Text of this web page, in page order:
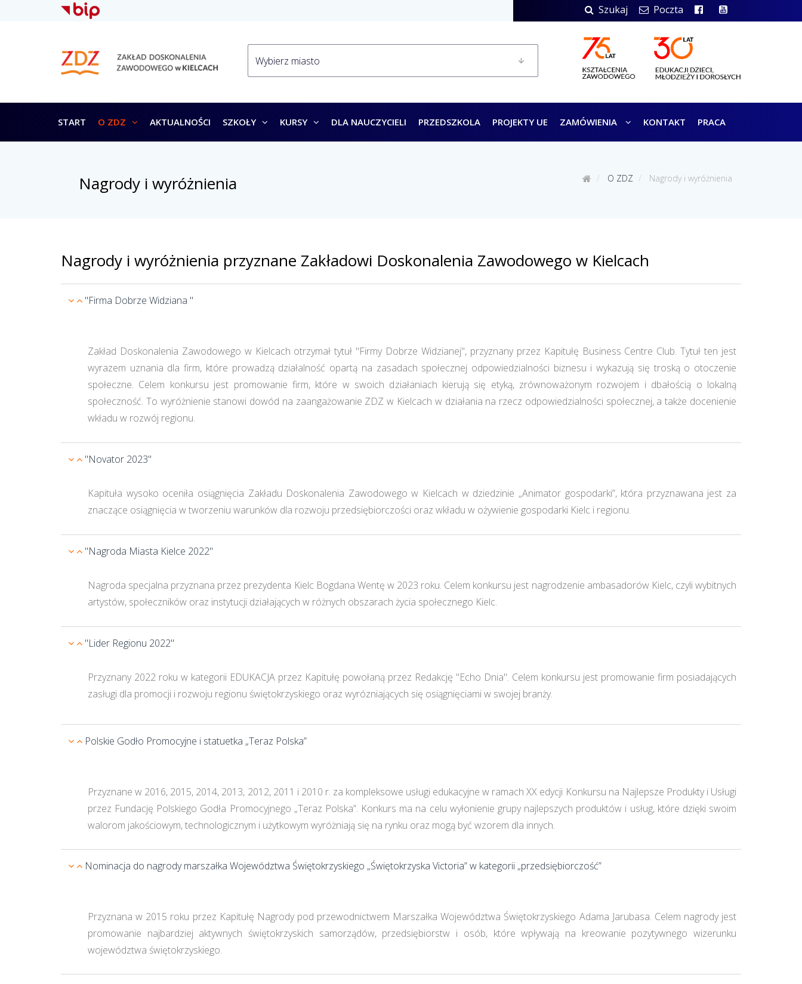
Szukaj Poczta
START O ZDZ AKTUALNOŚCI SZKOŁY KURSY DLA NAUCZYCIELI PRZEDSZKOLA PROJEKTY UE ZAMÓWIENIA KONTAKT PRACA
Nagrody i wyróżnienia O ZDZ Nagrody i wyróżnienia
Nagrody i wyróżnienia przyznane Zakładowi Doskonalenia Zawodowego w Kielcach
"Firma Dobrze Widziana "
Zakład Doskonalenia Zawodowego w Kielcach otrzymał tytuł "Firmy Dobrze Widzianej", przyznany przez Kapitułę Business Centre Club. Tytuł ten jest
wyrazem uznania dla firm, które prowadzą działalność opartą na zasadach społecznej odpowiedzialności biznesu i wykazują się troską o otoczenie
społeczne. Celem konkursu jest promowanie firm, które w swoich działaniach kierują się etyką, zrównoważonym rozwojem i dbałością o lokalną
społeczność. To wyróżnienie stanowi dowód na zaangażowanie ZDZ w Kielcach w działania na rzecz odpowiedzialności społecznej, a także docenienie
wkładu w rozwój regionu.
"Novator 2023"
Kapituła wysoko oceniła osiągnięcia Zakładu Doskonalenia Zawodowego w Kielcach w dziedzinie „Animator gospodarki”, która przyznawana jest za
znaczące osiągnięcia w tworzeniu warunków dla rozwoju przedsiębiorczości oraz wkładu w ożywienie gospodarki Kielc i regionu.
"Nagroda Miasta Kielce 2022"
Nagroda specjalna przyznana przez prezydenta Kielc Bogdana Wentę w 2023 roku. Celem konkursu jest nagrodzenie ambasadorów Kielc, czyli wybitnych
artystów, społeczników oraz instytucji działających w różnych obszarach życia społecznego Kielc.
"Lider Regionu 2022"
Przyznany 2022 roku w kategorii EDUKACJA przez Kapitułę powołaną przez Redakcję "Echo Dnia". Celem konkursu jest promowanie firm posiadających
zasługi dla promocji i rozwoju regionu świętokrzyskiego oraz wyrózniających się osiągnięciami w swojej branży.
Polskie Godło Promocyjne i statuetka „Teraz Polska”
Przyznane w 2016, 2015, 2014, 2013, 2012, 2011 i 2010 r. za kompleksowe usługi edukacyjne w ramach XX edycji Konkursu na Najlepsze Produkty i Usługi
przez Fundację Polskiego Godła Promocyjnego „Teraz Polska”. Konkurs ma na celu wyłonienie grupy najlepszych produktów i usług, które dzięki swoim
walorom jakościowym, technologicznym i użytkowym wyróżniają się na rynku oraz mogą być wzorem dla innych.
Nominacja do nagrody marszałka Województwa Świętokrzyskiego „Świętokrzyska Victoria” w kategorii „przedsiębiorczość”
Przyznana w 2015 roku przez Kapitułę Nagrody pod przewodnictwem Marszałka Województwa Świętokrzyskiego Adama Jarubasa. Celem nagrody jest
promowanie najbardziej aktywnych świętokrzyskich samorządów, przedsiębiorstw i osób, które wpływają na kreowanie pozytywnego wizerunku
województwa świętokrzyskiego.